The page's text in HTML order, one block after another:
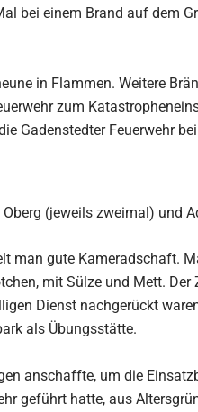
bei einem Brand auf dem
in Flammen. Weitere
zum
Gadenstedter Feuerwehr
(jeweils zweimal) und
man gute Kameradschaft.
mit Sülze und Mett.
Dienst nachgerückt
als Übungsstätte.
anschaffte, um die
geführt hatte, aus